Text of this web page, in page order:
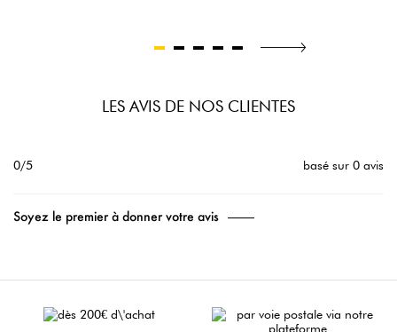
LES AVIS DE NOS CLIENTES
0/5 basé sur 0 avis
Soyez le premier à donner votre avis